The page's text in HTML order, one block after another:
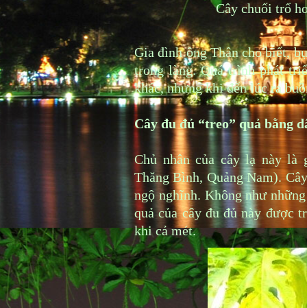
Cây chuối trổ
Gia đình ông Thân cho biết,
trong làng. Quá trình phát
khác, nhưng khi đến lúc ra
Cây đu đủ “treo” quả bằng
Chủ nhân của cây lạ này
Thăng Bình, Quảng Nam).
ngộ nghĩnh. Không như
quả của cây đu đủ này được
khi cả mét.